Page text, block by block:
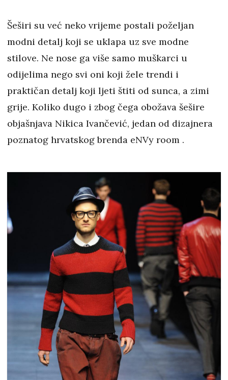
Šeširi su već neko vrijeme postali poželjan
modni detalj koji se uklapa uz sve modne
stilove. Ne nose ga više samo muškarci u
odijelima nego svi oni koji žele trendi i
praktičan detalj koji ljeti štiti od sunca, a zimi
grije. Koliko dugo i zbog čega obožava šešire
objašnjava Nikica Ivančević, jedan od dizajnera
poznatog hrvatskog brenda eNVy room .